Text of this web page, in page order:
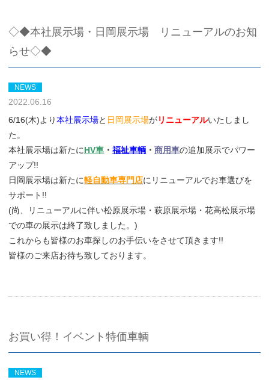
◇◆本社展示場・日岡展示場 リニューアルのお知
らせ◇◆
NEWS
2022.06.16
6/16(木)より本社展示場と 日岡展示場がリニューアルいたしまし
た。
本社展示場は新たにHV車 ・福祉車輌 ・商用車の追加展示でパワー
アップ!!
日岡展示場は新たに軽自動車専門店にリニューアルでお車選びを
サポート!!
(尚、リニューアルに伴い松原展示場・萩原展示場・花高松展示場
での車の展示は終了致しました。)
これからも皆様のお車探しのお手伝いをさせて頂きます!!
皆様のご来店お待ち致しております。
お買い得！イベント特価車輌
NEWS